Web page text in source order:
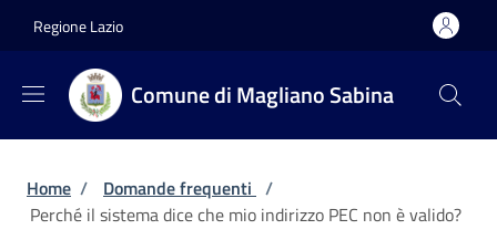
Regione Lazio
Comune di Magliano Sabina
Briciole di pane
Home / Domande frequenti /
Perché il sistema dice che mio indirizzo PEC non è valido?